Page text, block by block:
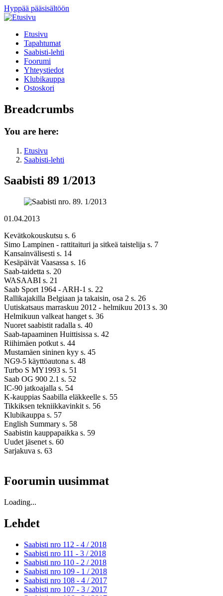
Hyppää pääsisältöön
Etusivu
Tapahtumat
Saabisti-lehti
Foorumi
Yhteystiedot
Klubikauppa
Ostoskori
Breadcrumbs
You are here:
Etusivu
Saabisti-lehti
Saabisti 89 1/2013
01.04.2013
Kevätkokouskutsu s. 6
Simo Lampinen - rattitaituri ja sitkeä taistelija s. 7
Kansainvälisesti s. 14
Kesäpäivät Vaasassa s. 16
Saab-taidetta s. 20
WASAABI s. 21
Saab Sport 1964 - ARH-1 s. 22
Rallikajakilla Belgiaan ja takaisin, osa 2 s. 26
Uutiskatsaus marraskuu 2012 - helmikuu 2013 s. 30
Helmikuun valkeat hanget s. 36
Nuoret saabistit radalla s. 40
Saab-tapaaminen Huittisissa s. 42
Riihimäen potkut s. 44
Mustamäen sininen kyy s. 45
NG9-5 käyttöautona s. 48
Turbo S MY1993 s. 51
Saab OG 900 2.1 s. 52
IC-90 jatkoajalla s. 54
K-kauppias Saabilla eläkkeelle s. 55
Tikkiksen tekniikkavinkit s. 56
Klubikauppa s. 57
English Summary s. 58
Saabistin kauppapaikka s. 59
Uudet jäsenet s. 60
Sarjakuva s. 63
Foorumin uusimmat
Loading...
Lehdet
Saabisti nro 112 - 4 / 2018
Saabisti nro 111 - 3 / 2018
Saabisti nro 110 - 2 / 2018
Saabisti nro 109 - 1 / 2018
Saabisti nro 108 - 4 / 2017
Saabisti nro 107 - 3 / 2017